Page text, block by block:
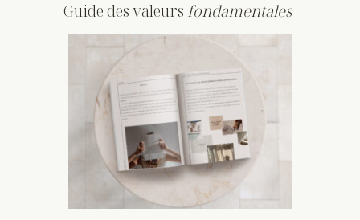
Guide des valeurs fondamentales